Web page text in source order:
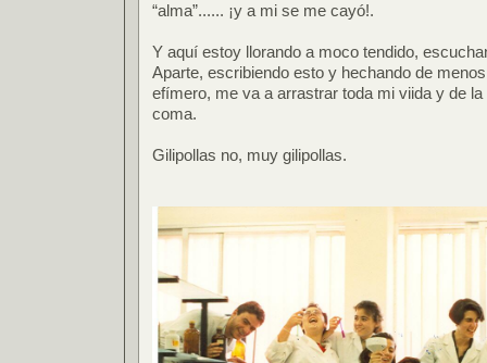
“alma”...... ¡y a mi se me cayó!.
Y aquí estoy llorando a moco tendido,
Aparte, escribiendo esto y hechando de
efímero, me va a arrastrar toda mi viida y de
coma.
Gilipollas no, muy gilipollas.